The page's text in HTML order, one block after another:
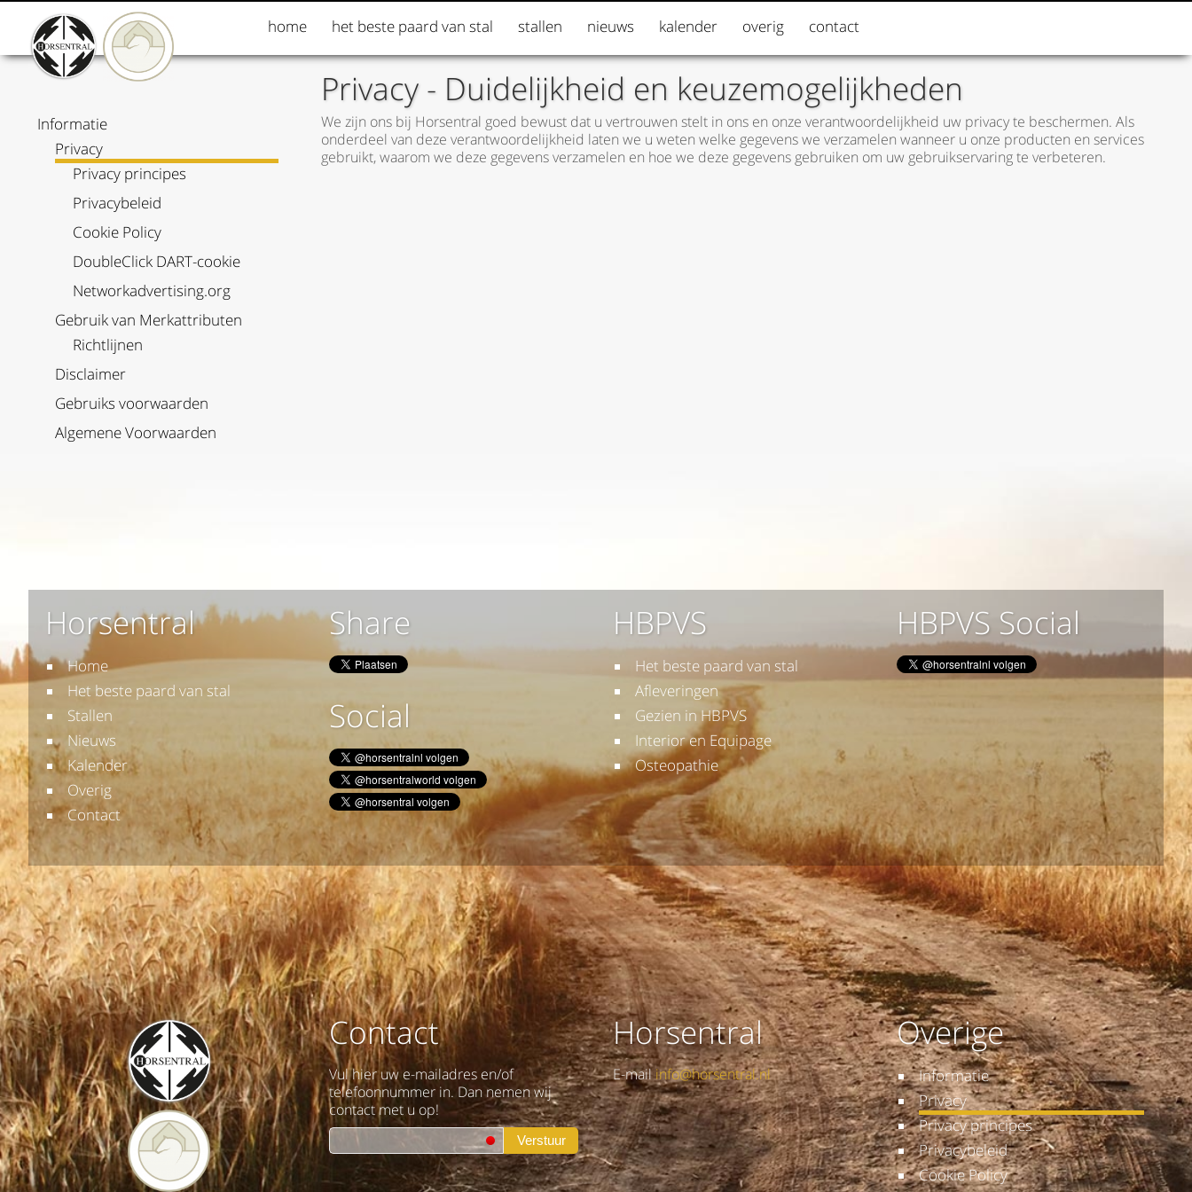
home het beste paard van stal stallen nieuws kalender overig contact
Informatie
Privacy
Privacy principes
Privacybeleid
Cookie Policy
DoubleClick DART-cookie
Networkadvertising.org
Gebruik van Merkattributen
Richtlijnen
Disclaimer
Gebruiks voorwaarden
Algemene Voorwaarden
Privacy - Duidelijkheid en keuzemogelijkheden
We zijn ons bij Horsentral goed bewust dat u vertrouwen stelt in ons en onze verantwoordelijkheid uw privacy te beschermen. Als
onderdeel van deze verantwoordelijkheid laten we u weten welke gegevens we verzamelen wanneer u onze producten en services
gebruikt, waarom we deze gegevens verzamelen en hoe we deze gegevens gebruiken om uw gebruikservaring te verbeteren.
Horsentral
Home
Het beste paard van stal
Stallen
Nieuws
Kalender
Overig
Contact
Share
Social
HBPVS
Het beste paard van stal
Afleveringen
Gezien in HBPVS
Interior en Equipage
Osteopathie
HBPVS Social
Contact
Vul hier uw e-mailadres en/of
telefoonnummer in. Dan nemen wij
contact met u op!
Verstuur
Horsentral
E-mailinfo@horsentral.nl
Overige
Informatie
Privacy
Privacy principes
Privacybeleid
Cookie Policy